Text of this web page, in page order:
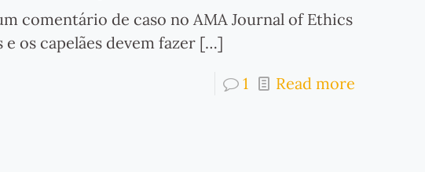
comentário de caso no AMA Journal of Ethics
os capelães devem fazer[…]
1 Read more